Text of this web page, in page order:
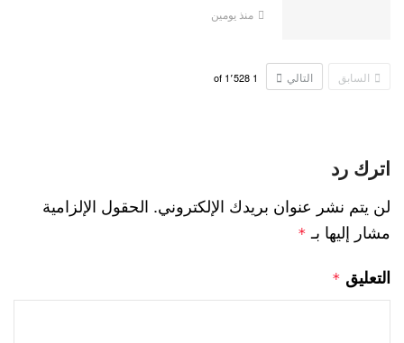
منذ يومين
السابق التالي 1 1٬528
اترك رد
لن يتم نشر عنوان بريدك الإلكتروني. الحقول الإلزامية
مشار إليها بـ *
التعليق *